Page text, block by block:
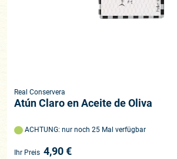
Real Conservera
Atún Claro en Aceite de Oliva
ACHTUNG: nur noch 25 Mal verfügbar
Ihr Preis 4,90€